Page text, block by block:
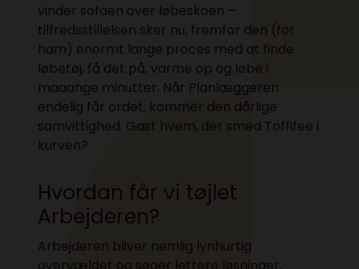
vinder sofaen over løbeskoen –
tilfredsstillelsen sker nu, fremfor den (for
ham) enormt lange proces med at finde
løbetøj, få det på, varme op og løbe i
maaange minutter. Når Planlæggeren
endelig får ordet, kommer den dårlige
samvittighed. Gæt hvem, der smed Toffifee i
kurven?
Hvordan får vi tøjlet
Arbejderen?
Arbejderen bliver nemlig lynhurtig